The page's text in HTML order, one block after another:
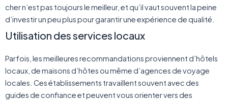
cher n’est pas toujours le meilleur, et qu’il vaut souvent la peine
d’investir un peu plus pour garantir une expérience de qualité.
Utilisation des services locaux
Parfois, les meilleures recommandations proviennent d’hôtels
locaux, de maisons d’hôtes ou même d’agences de voyage
locales. Ces établissements travaillent souvent avec des
guides de confiance et peuvent vous orienter vers des